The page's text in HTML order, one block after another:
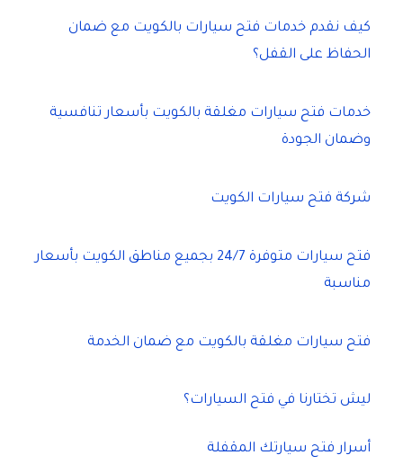
كيف نقدم خدمات فتح سيارات بالكويت مع ضمان
الحفاظ على القفل؟
خدمات فتح سيارات مغلقة بالكويت بأسعار تنافسية
وضمان الجودة
شركة فتح سيارات الكويت
فتح سيارات متوفرة 24/7 بجميع مناطق الكويت بأسعار
مناسبة
فتح سيارات مغلقة بالكويت مع ضمان الخدمة
ليش تختارنا في فتح السيارات؟
أسرار فتح سيارتك المقفلة